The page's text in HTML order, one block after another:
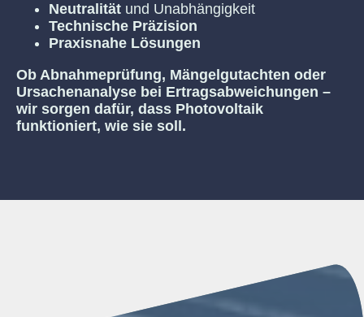
Neutralität und Unabhängigkeit
Technische Präzision
Praxisnahe Lösungen
Ob Abnahmeprüfung, Mängelgutachten oder
Ursachenanalyse bei Ertragsabweichungen –
wir sorgen dafür, dass Photovoltaik
funktioniert, wie sie soll.